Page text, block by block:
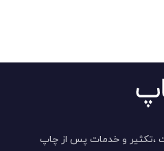
،تکثیر و خدمات پس از چاپ